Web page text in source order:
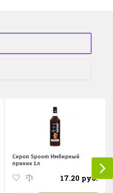
Сироп Spoom Имбирный
пряник 1л
17.20 руб.